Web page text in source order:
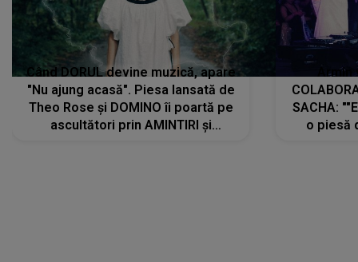
Când DORUL devine muzică, apare
"Nu ajung acasă". Piesa lansată de
Theo Rose și DOMINO îi poartă pe
ascultători prin AMINTIRI și
SACHA:
o piesă